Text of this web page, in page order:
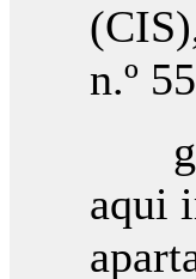
n.º
g)
aqui